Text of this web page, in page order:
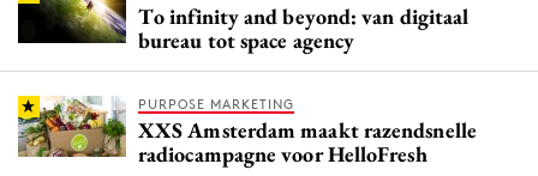
To infinity and beyond: van digitaal
bureau tot space agency
PURPOSE MARKETING
XXS Amsterdam maakt razendsnelle
radiocampagne voor HelloFresh